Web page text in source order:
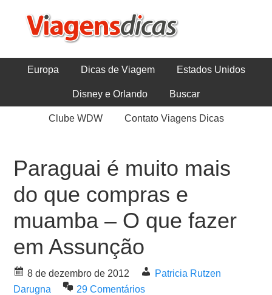
Europa Dicas de Viagem Estados Unidos
Disney e Orlando Buscar
Clube WDW Contato Viagens Dicas
Paraguai é muito mais
do que compras e
muamba – O que fazer
em Assunção
8 de dezembro de 2012
Patricia Rutzen
Darugna
29 Comentários